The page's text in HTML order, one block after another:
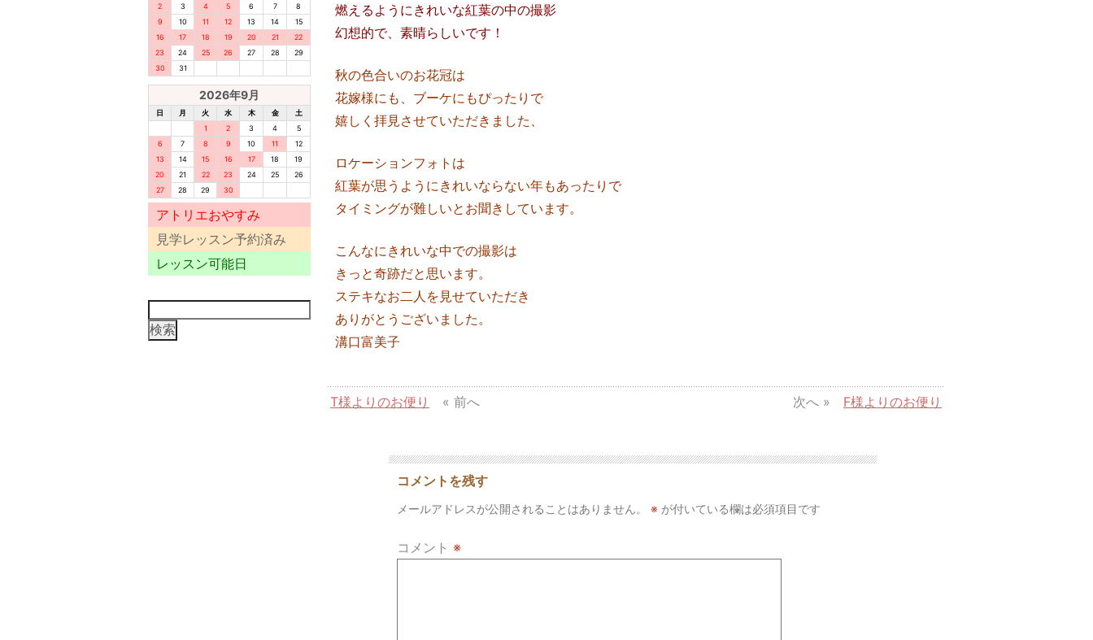
燃えるようにきれいな紅葉の中の撮影
幻想的で、素晴らしいです！
秋の色合いのお花冠は
花嫁様にも、ブーケにもぴったりで
嬉しく拝見させていただきました、
ロケーションフォトは
紅葉が思うようにきれいならない年もあったりで
タイミングが難しいとお聞きしています。
こんなにきれいな中での撮影は
きっと奇跡だと思います。
ステキなお二人を見せていただき
ありがとうございました。
溝口富美子
次へ » F様よりのお便り
T様よりのお便り « 前へ
コメントを残す
メールアドレスが公開されることはありません。 ※ が付いている欄は必須項目です
コメント ※
2
3 4 5 6 7
8
9
10 11 12 13 14
15
16
17 18 19 20 21
22
23
24 25 26 27 28
29
30
31
2026年9月
日 月 火 水 木 金
土
1
2 3 4
5
6
7 8 9 10 11
12
13
14 15 16 17 18
19
20
21 22 23 24 25
26
27
28 29 30
アトリエおやすみ
見学レッスン予約済み
レッスン可能日
検
索: